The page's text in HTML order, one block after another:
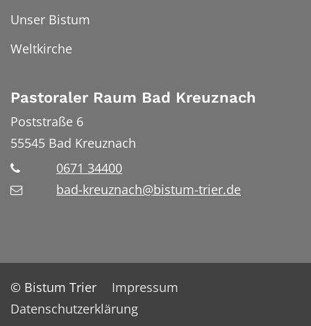
Unser Bistum
Weltkirche
Pastoraler Raum Bad Kreuznach
Poststraße 6
55545 Bad Kreuznach
0671 34400
bad-kreuznach@bistum-trier.de
© Bistum Trier
Impressum
Datenschutzerklärung